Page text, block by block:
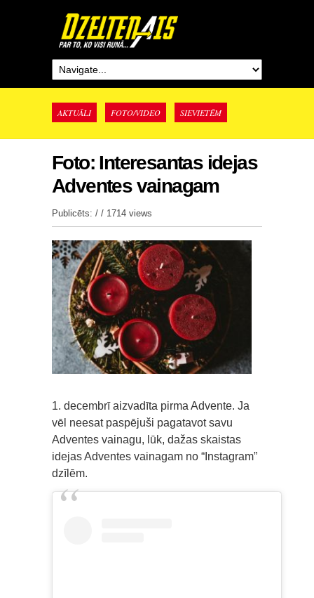
AKTUĀLI FOTO/VIDEO SIEVIETĒM
Foto: Interesantas idejas
Adventes vainagam
Publicēts: / / 1714 views
1. decembrī aizvadīta pirma Advente. Ja
vēl neesat paspējuši pagatavot savu
Adventes vainagu, lūk, dažas skaistas
idejas Adventes vainagam no “Instagram”
dzīlēm.